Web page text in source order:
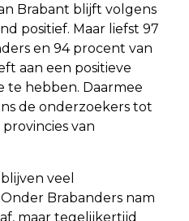
Brabant blijft volgens
positief. Maar liefst 97
en 94 procent van
aan een positieve
te hebben. Daarmee
de onderzoekers tot
van
veel
Brabanders nam
maar tegelijkertijd